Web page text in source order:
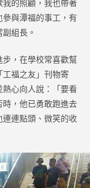
的照顧，我也帶著
與潭福的事工，有
組長。
，在學校常喜歡幫
福之友」刊物寄
心向人說：「要看
，他已勇敢跑進去
連點頭、微笑的收